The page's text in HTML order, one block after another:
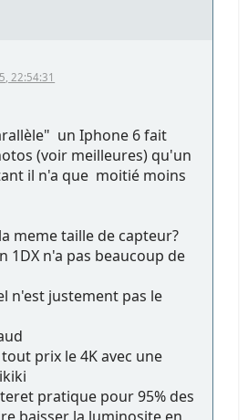
22:54:31
un Iphone 6 fait
(voir meilleures) qu'un
il n'a que moitié moins
meme taille de capteur?
1DX n'a pas beaucoup de
n'est justement pas le
prix le 4K avec une
pratique pour 95% des
baisser la luminosite en